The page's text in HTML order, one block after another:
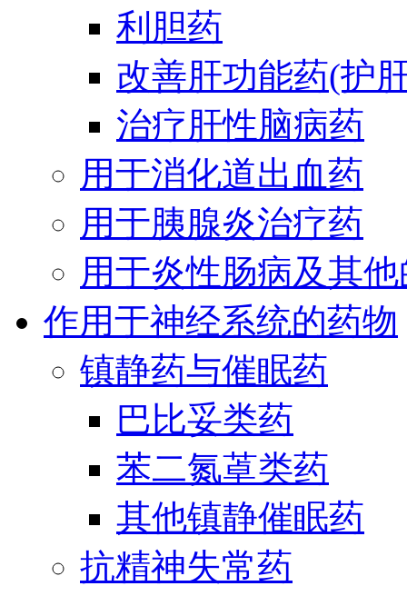
利胆药
改善肝功能药(护
治疗肝性脑病药
用于消化道出血药
用于胰腺炎治疗药
用于炎性肠病及其
作用于神经系统的药物
镇静药与催眠药
巴比妥类药
苯二氮䓬类药
其他镇静催眠药
抗精神失常药